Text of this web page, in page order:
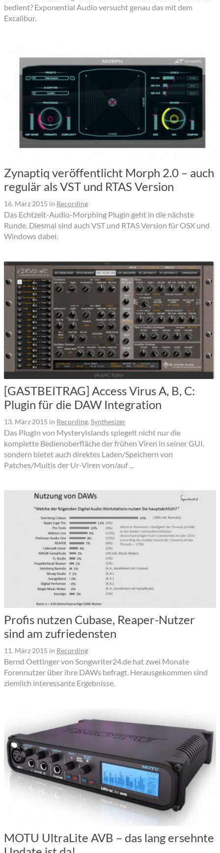
bedient? Exponential Audio versucht genau das mit dem
Excalibur.
Zynaptiq veröffentlicht Morph 2.0 – auch
regulär als VST und RTAS Version
16. März 2015 in Recording
Das Echtzeit-Audio-Morphing Plugin geht in die nächste
Runde. Diesmal sind auch VST und RTAS Version für OSX und
Windows dabei.
[GASTBEITRAG] Access Virus A, B, C:
Plugin für die DAW Integration
13. März 2015 in Recording, Synthesizer
Das PlugIn von MysteryIslands spiegelt nicht nur die
komplette Bedienoberfläche der frühen Viren in seiner GUI,
sondern bietet auch direktes Laden/Speichern von
Patches/Multis der Ur-Viren von/auf ...
Profis nutzen Cubase, Reaper-Nutzer
sind am zufriedensten
11. März 2015 in Recording
Bernd Oettinger von Songwriter24.de hat zwei Monate
Forennutzer über ihre DAWs befragt. Herausgekommen sind
ziemlich interessante Ergebnisse.
MOTU UltraLite AVB – das lang ersehnte